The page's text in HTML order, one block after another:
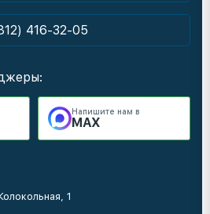
416-32-05
Напишите нам в
MAX
1